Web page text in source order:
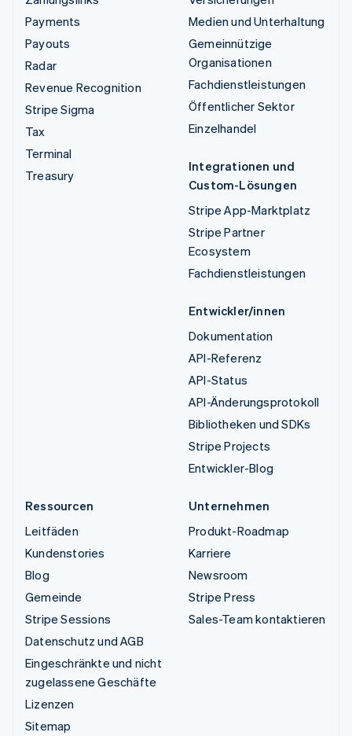
Payments
Payouts
Radar
Revenue Recognition
Stripe Sigma
Tax
Terminal
Treasury
Medien und Unterhaltung
Gemeinnützige
Organisationen
Fachdienstleistungen
Öffentlicher Sektor
Einzelhandel
Integrationen und
Custom-Lösungen
Stripe App-Marktplatz
Stripe Partner
Ecosystem
Fachdienstleistungen
Entwickler/innen
Dokumentation
API-Referenz
API-Status
API-Änderungsprotokoll
Bibliotheken und SDKs
Stripe Projects
Entwickler-Blog
Ressourcen
Leitfäden
Kundenstories
Blog
Gemeinde
Stripe Sessions
Datenschutz und AGB
Eingeschränkte und nicht
zugelassene Geschäfte
Lizenzen
Sitemap
Unternehmen
Produkt-Roadmap
Karriere
Newsroom
Stripe Press
Sales-Team kontaktieren